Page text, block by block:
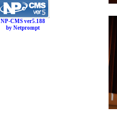
NP-CMS ver5.188
by Netprompt